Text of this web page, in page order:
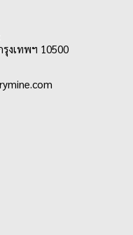
คงทนต่อการเปิด-ปิดได้
าช้างมีการรับประกันการ
แรงและคุณภาพของ
ญ่ยังได้รับการออกแบบให้
เอกสารได้อย่างสะดวก
PP เป็นมิตรต่อสิ่ง
วบายเดอร์ ทั้งปกหน้าและ
สีสันได้ตามสไตล์และ
งเทพฯ 10500